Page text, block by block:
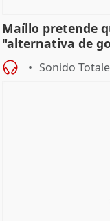
Maíllo pretende
"alternativa de
oposición
Sonido